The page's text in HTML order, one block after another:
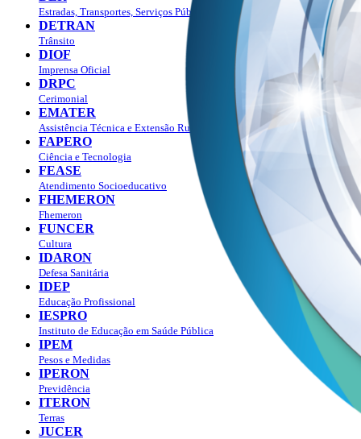
Estradas, Transportes, Serviços Públicos
DETRAN
Trânsito
DIOF
Imprensa Oficial
DRPC
Cerimonial
EMATER
Assistência Técnica e Extensão Rural
FAPERO
Ciência e Tecnologia
FEASE
Atendimento Socioeducativo
FHEMERON
Fhemeron
FUNCER
Cultura
IDARON
Defesa Sanitária
IDEP
Educação Profissional
IESPRO
Instituto de Educação em Saúde Pública
IPEM
Pesos e Medidas
IPERON
Previdência
ITERON
Terras
JUCER